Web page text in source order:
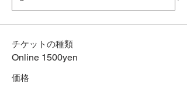
チケットの種類
Online 1500yen
価格